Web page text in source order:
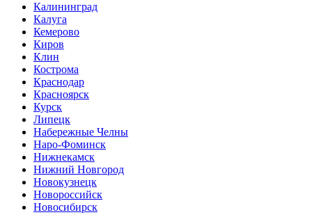
Калининград
Калуга
Кемерово
Киров
Клин
Кострома
Краснодар
Красноярск
Курск
Липецк
Набережные Челны
Наро-Фоминск
Нижнекамск
Нижний Новгород
Новокузнецк
Новороссийск
Новосибирск